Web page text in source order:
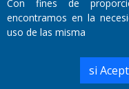
Miembro de ADIRA,ADEPA y
Propietario: El Diario SRL
Director Periodístico:
Con fines de
encontramos en la
uso de las misma
si